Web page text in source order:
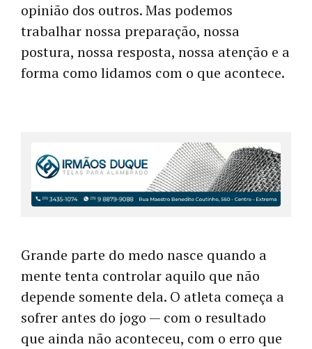
opinião dos outros. Mas podemos
trabalhar nossa preparação, nossa
postura, nossa resposta, nossa atenção e a
forma como lidamos com o que acontece.
Grande parte do medo nasce quando a
mente tenta controlar aquilo que não
depende somente dela. O atleta começa a
sofrer antes do jogo — com o resultado
que ainda não aconteceu, com o erro que